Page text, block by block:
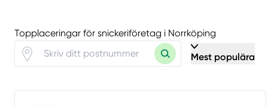
Topplaceringar för snickeriföretag i Norrköping
Mest populära